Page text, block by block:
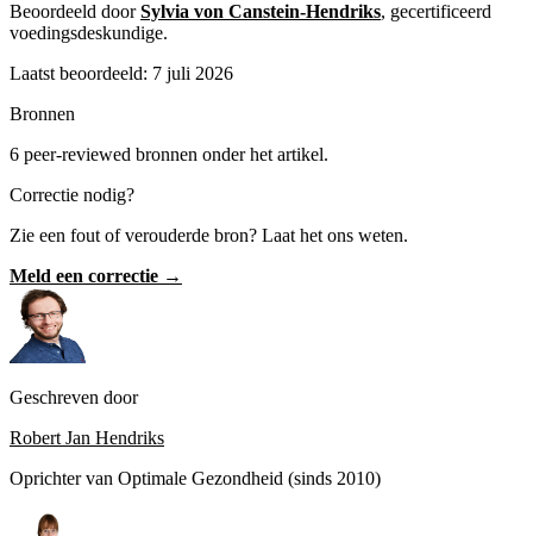
Beoordeeld doorSylvia von Canstein-Hendriks, gecertificeerd
voedingsdeskundige.
Laatst beoordeeld: 7 juli 2026
Bronnen
6 peer-reviewed bronnen onder het artikel.
Correctie nodig?
Zie een fout of verouderde bron? Laat het ons weten.
Meld een correctie →
Geschreven door
Robert Jan Hendriks
Oprichter van Optimale Gezondheid (sinds 2010)